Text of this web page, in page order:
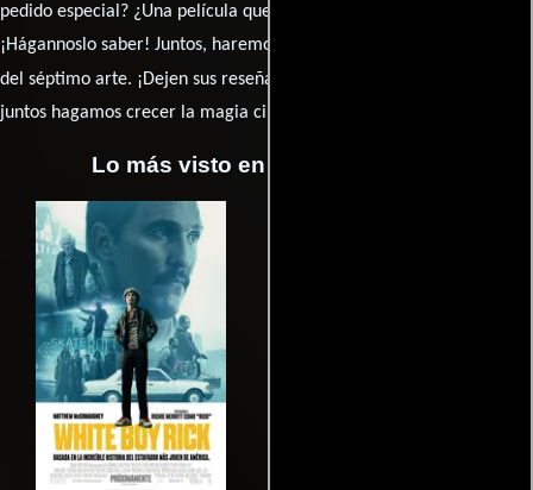
pedido especial? ¿Una película que sueñas con ver reseñada?
¡Hágannoslo saber! Juntos, haremos de esta comunidad el epicentro
del séptimo arte. ¡Dejen sus reseña en la
juntos hagamos crecer la magia cinematográfica!
Lo más visto en Cineyseries.net